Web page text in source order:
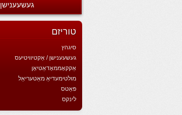
געשעענישן
טוריזם
סיגהץ
געשעענישן / אַקטיוויטיעס
אַקקאָממאָדאַטיאָן
מולטימעדיאַ מאַטעריאַל
פּאַטס
לינקס